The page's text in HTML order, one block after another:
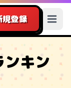
規登録
キン